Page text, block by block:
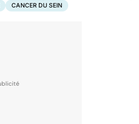
CANCER DU SEIN